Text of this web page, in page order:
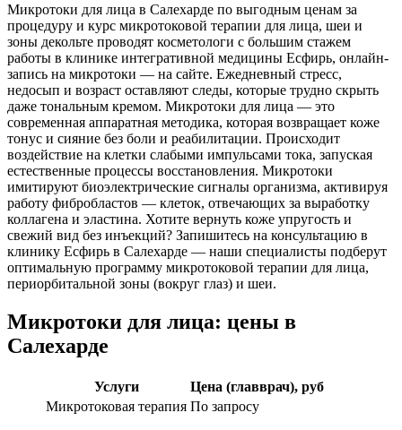
Микротоки для лица в Салехарде по выгодным ценам за
процедуру и курс микротоковой терапии для лица, шеи и
зоны декольте проводят косметологи с большим стажем
работы в клинике интегративной медицины Есфирь, онлайн-
запись на микротоки — на сайте. Ежедневный стресс,
недосып и возраст оставляют следы, которые трудно скрыть
даже тональным кремом. Микротоки для лица — это
современная аппаратная методика, которая возвращает коже
тонус и сияние без боли и реабилитации. Происходит
воздействие на клетки слабыми импульсами тока, запуская
естественные процессы восстановления. Микротоки
имитируют биоэлектрические сигналы организма, активируя
работу фибробластов — клеток, отвечающих за выработку
коллагена и эластина. Хотите вернуть коже упругость и
свежий вид без инъекций? Запишитесь на консультацию в
клинику Есфирь в Салехарде — наши специалисты подберут
оптимальную программу микротоковой терапии для лица,
периорбитальной зоны (вокруг глаз) и шеи.
Микротоки для лица: цены в
Салехарде
Услуги
Цена (главврач), руб
Микротоковая терапия По запросу